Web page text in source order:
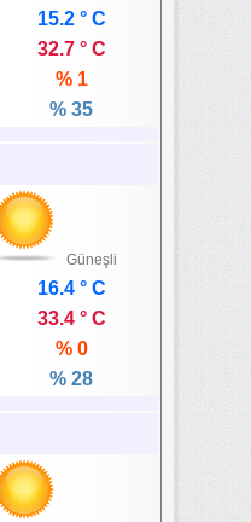
15.2 ° C
32.7 ° C
% 1
% 35
Güneşli
16.4 ° C
33.4 ° C
% 0
% 28